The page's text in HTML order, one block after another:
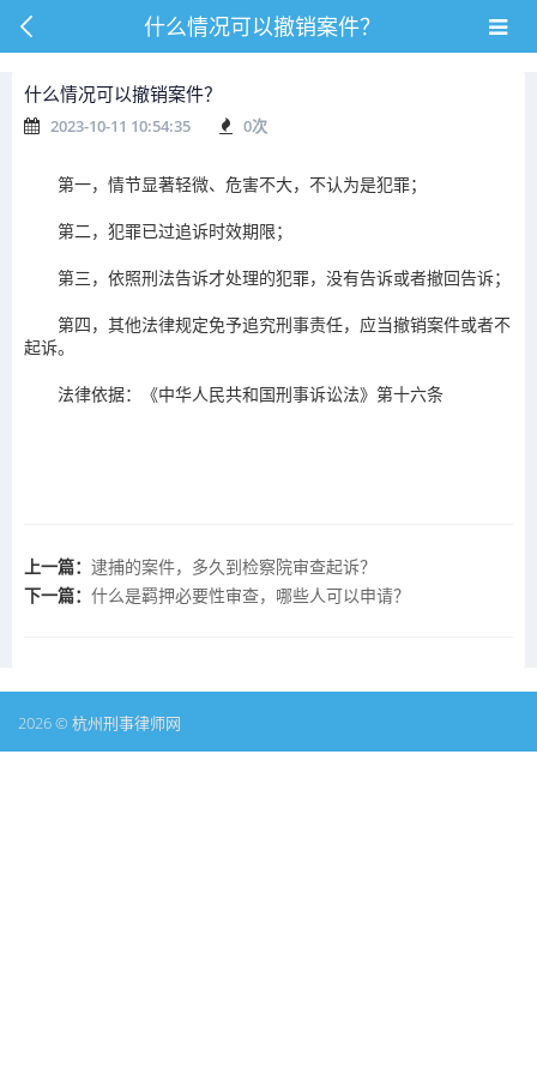
什么情况可以撤销案件？
什么情况可以撤销案件？
2023-10-11 10:54:35 0次
第一，情节显著轻微、危害不大，不认为是犯罪；
第二，犯罪已过追诉时效期限；
第三，依照刑法告诉才处理的犯罪，没有告诉或者撤回告诉；
第四，其他法律规定免予追究刑事责任，应当撤销案件或者不
起诉。
法律依据：《中华人民共和国刑事诉讼法》第十六条
上一篇： 逮捕的案件，多久到检察院审查起诉？
下一篇： 什么是羁押必要性审查，哪些人可以申请？
2026 © 杭州刑事律师网